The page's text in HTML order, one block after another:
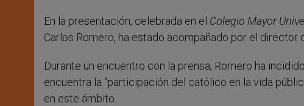
En la presentación, celebrada en el Colegio Mayor
Carlos Romero, ha estado acompañado por el director
Durante un encuentro con la prensa, Romero ha
encuentra la “participación del católico en la vida
en este ámbito.